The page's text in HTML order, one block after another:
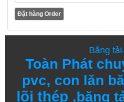
Băng tải
Toàn Phát
pvc, con lăn
lõi thép ,băng